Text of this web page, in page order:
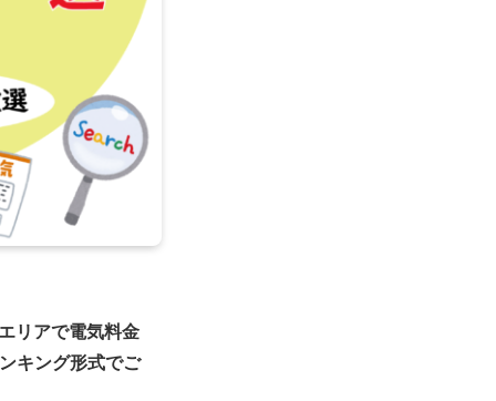
リアで電気料金
キング形式でご